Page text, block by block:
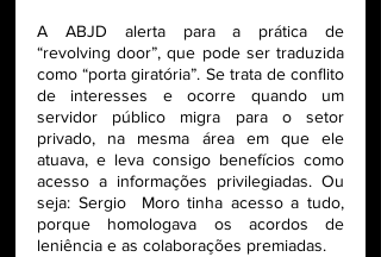
A ABJD alerta para a prática de
“revolving door”, que pode ser traduzida
como “porta giratória”. Se trata de conflito
de interesses e ocorre quando um
servidor público migra para o setor
privado, na mesma área em que ele
atuava, e leva consigo benefícios como
acesso a informações privilegiadas. Ou
seja: Sergio  Moro tinha acesso a tudo,
porque homologava os acordos de
leniência e as colaborações premiadas.